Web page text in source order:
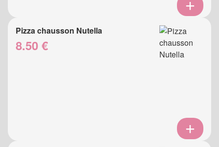
Pizza chausson Nutella
8.50 €